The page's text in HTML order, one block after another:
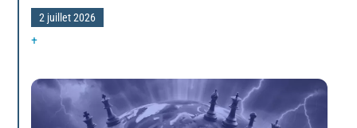
2 juillet 2026
+